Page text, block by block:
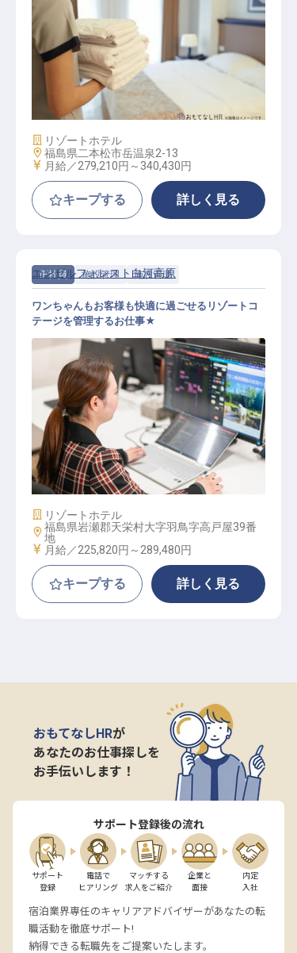
施設管理長候補
施設業態
リゾートホテル
勤務地
福島県二本松市岳温泉2-13
給与
月給／279,210円～ 340,430円
キープする 詳しく見る
正社員 施設管理 施設管理
施設管理スタッフ│引越補助最大15
万／月1万～の社宅完備／年休120日
エンゼルフォレスト白河高原
ワンちゃんもお客様も快適に過ごせるリゾートコ
テージを管理するお仕事★
施設業態
リゾートホテル
勤務地
福島県岩瀬郡天栄村大字羽鳥字高戸屋39番
地
給与
月給／225,820円～ 289,480円
キープする 詳しく見る
おもてなしHRが
あなたのお仕事探しを
お手伝いします！
サポート登録後の流れ
サポート
登録
電話で
ヒアリング
マッチする
求人をご紹介
企業と
面接
内定
入社
宿泊業界専任のキャリアアドバイザーがあなたの転
職活動を徹底サポート!
納得できる転職先をご提案いたします。